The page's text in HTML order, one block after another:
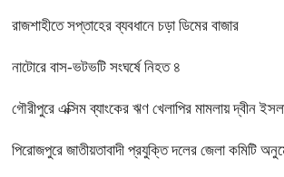
রাজশাহীতে সপ্তাহের ব্যবধানে চড়া ডিমের বাজার
নাটোরে বাস-ভটভটি সংঘর্ষে নিহত ৪
গৌরীপুরে এক্সিম ব্যাংকের ঋণ খেলাপির মামলায় দ্বীন
পিরোজপুরে জাতীয়তাবাদী প্রযুক্তি দলের জেলা কমিটি